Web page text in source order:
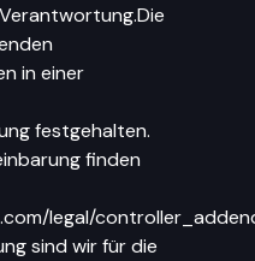
in einer
festgehalten.
finden
legal/
sind wir für die